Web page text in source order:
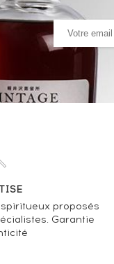
LA COTE
proposés
Garantie